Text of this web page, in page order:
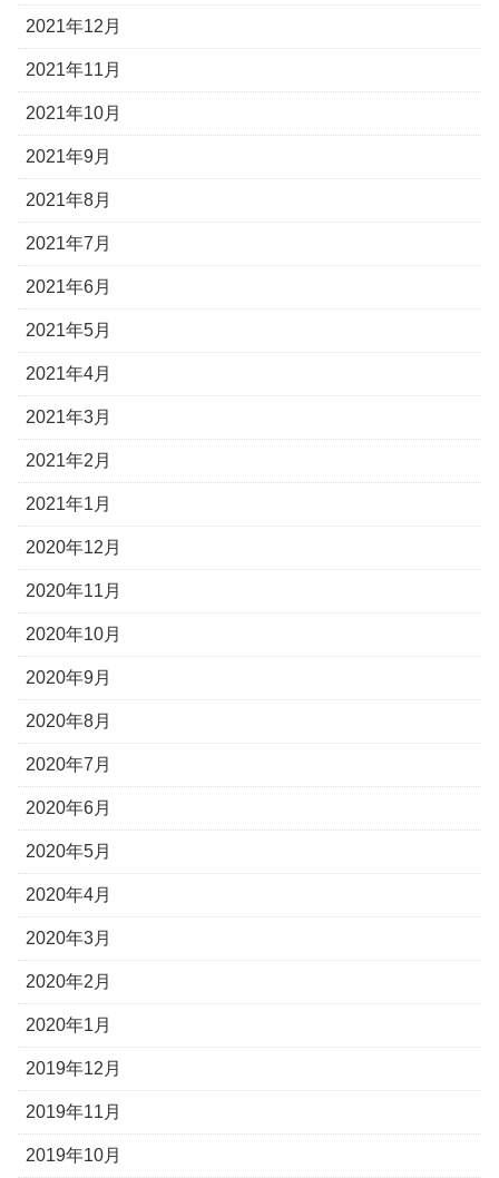
2021年12月
2021年11月
2021年10月
2021年9月
2021年8月
2021年7月
2021年6月
2021年5月
2021年4月
2021年3月
2021年2月
2021年1月
2020年12月
2020年11月
2020年10月
2020年9月
2020年8月
2020年7月
2020年6月
2020年5月
2020年4月
2020年3月
2020年2月
2020年1月
2019年12月
2019年11月
2019年10月